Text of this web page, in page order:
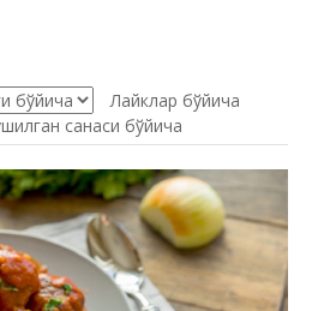
Лайклар бўйича
санаси бўйича